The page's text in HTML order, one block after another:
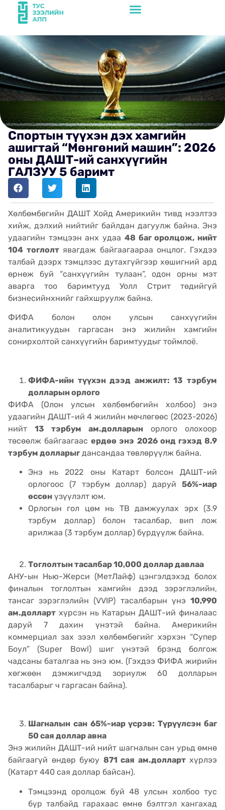
Спортын түүхэн дэх хамгийн
ашигтай “Мөнгөний машин”: 2026
оны ДАШТ-ий санхүүгийн
ГАЛЗУУ 5 баримт
Хөлбөмбөгийн ДАШТ Хойд Америкийн тивд нээлтээ
хийж, дэлхий нийтийг байлдан дагуулж байна. Энэ
удаагийн тэмцээн анх удаа 48 баг оролцож, нийт
104 тоглолтявагдаж байгаагаараа онцлог. Гэхдээ
талбай дээрх тэмцлээс дутахгүйгээр хөшигний ард
өрнөж буй “санхүүгийн тулаан”, одон орны мэт
аварга тоо баримтууд Уолл Стрит төдийгүй
бизнесийнхнийг гайхшруулж байна.
ФИФА болон олон улсын санхүүгийн
аналитикуудын гаргасан энэ жилийн хамгийн
сонирхолтой санхүүгийн баримтуудыг тоймлоё.
ФИФА-ийн түүхэн дээд амжилт: 13 тэрбум
долларын орлого
ФИФА (Олон улсын хөлбөмбөгийн холбоо) энэ
удаагийн ДАШТ-ий 4 жилийн мөчлөгөөс (2023-2026)
нийт 13 тэрбум ам.долларын орлого олохоор
төсөөлж байгаагаасердөө энэ 2026 онд гэхэд 8.9
тэрбум долларыг дансандаа төвлөрүүлж байна.
Энэ нь 2022 оны Катарт болсон ДАШТ-ий
орлогоос (7 тэрбум доллар) даруй 56%-иар
өссөн үзүүлэлт юм.
Орлогын гол цөм нь ТВ дамжуулах эрх (3.9
тэрбум доллар) болон тасалбар, вип лож
арилжаа (3 тэрбум доллар) бүрдүүлж байна.
Тоглолтын тасалбар 10,000 доллар давлаа
АНУ-ын Нью-Жерси (МетЛайф) цэнгэлдэхэд болох
финалын тоглолтын хамгийн дээд зэрэглэлийн,
тансаг зэрэглэлийн (VVIP) тасалбарын үнэ 10,990
ам.долларт хүрсэн нь Катарын ДАШТ-ий финалаас
даруй 7 дахин үнэтэй байна. Америкийн
коммерциал зах зээл хөлбөмбөгийг хэрхэн “Супер
Боул” (Super Bowl) шиг үнэтэй брэнд болгож
чадсаны баталгаа нь энэ юм. (Гэхдээ ФИФА жирийн
хөгжөөн дэмжигчдэд зориулж 60 долларын
тасалбарыг ч гаргасан байна).
Шагналын сан 65%-иар үсрэв: Түрүүлсэн баг
50 сая доллар авна
Энэ жилийн ДАШТ-ий нийт шагналын сан урьд өмнө
байгаагүй өндөр буюу 871 сая ам.доллартхүрлээ
(Катарт 440 сая доллар байсан).
Тэмцээнд оролцож буй 48 улсын холбоо тус
бүр талбайд гарахаас өмнө бэлтгэл хангахад